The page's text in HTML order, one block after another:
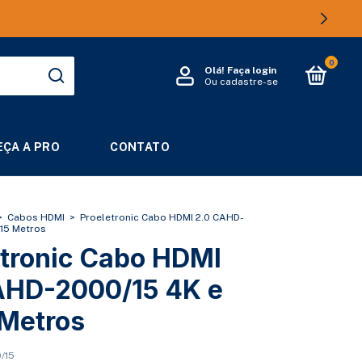
Olá! Faça login
Ou cadastre-se
0
A PRO CONTATO
Cabos HDMI > Proeletronic Cabo HDMI 2.0 CAHD-
Metros
Cabo HDMI
2000/15 4K e
15